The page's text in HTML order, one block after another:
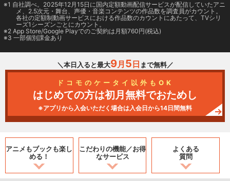
1 自社調べ。2025年12月15日に国内定額動画配信サービスが配信していたアニ
メ、2.5次元・舞台、声優・音楽コンテンツの作品数を調査員がカウント。
各社の定額制動画サービスにおける作品数のカウントにあたって、TVシリ
ーズ1シーズンごとにカウント。
2 App Store/Google Playでのご契約は月額760円(税込)
3 一部個別課金あり
＼本日入ると最大9月 5 日 まで無料／
ドコモのケータイ以外もOK
はじめての方は初月無料でおためし
※アプリから入会いただく場合は入会日から14日間無料
アニメもブックも楽し
める！
こだわりの機能／お得
なサービス
よくある
質問